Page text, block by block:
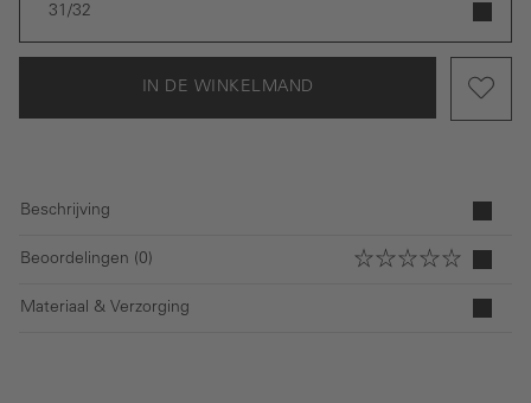
31/32
IN DE WINKELMAND
Beschrijving
Beoordelingen (0)
Materiaal & Verzorging